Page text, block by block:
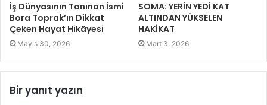
İş Dünyasının Tanınan İsmi
Bora Toprak’ın Dikkat
Çeken Hayat Hikâyesi
Mayıs 30, 2026
SOMA: YERİN YEDİ KAT
ALTINDAN YÜKSELEN
HAKİKAT
Mart 3, 2026
Bir yanıt yazın